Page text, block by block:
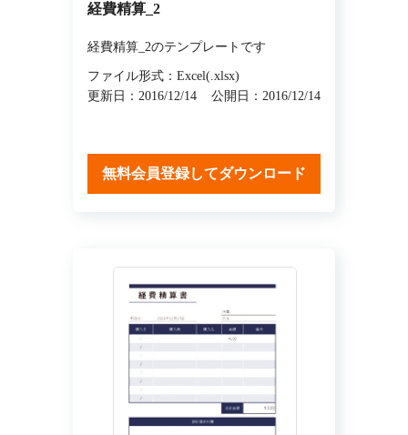
経費精算_2
経費精算_2のテンプレートです
ファイル形式：Excel(.xlsx)
更新日：2016/12/14
公開日：2016/12/14
無料会員登録してダウンロード